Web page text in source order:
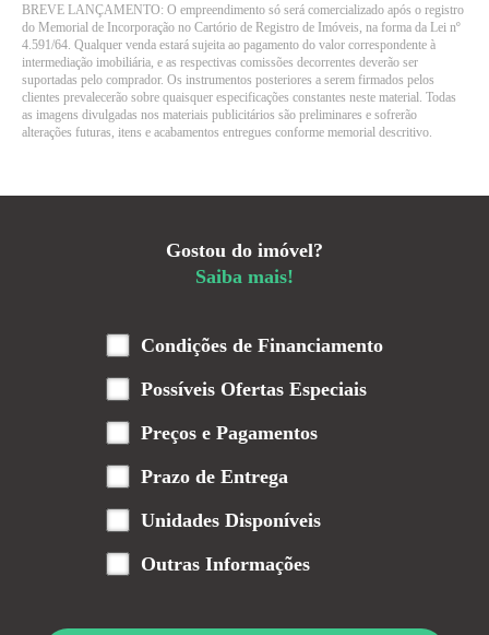
BREVE LANÇAMENTO: O empreendimento só será comercializado após o registro
do Memorial de Incorporação no Cartório de Registro de Imóveis, na forma da Lei nº
4.591/64. Qualquer venda estará sujeita ao pagamento do valor correspondente à
intermediação imobiliária, e as respectivas comissões decorrentes deverão ser
suportadas pelo comprador. Os instrumentos posteriores a serem firmados pelos
clientes prevalecerão sobre quaisquer especificações constantes neste material. Todas
as imagens divulgadas nos materiais publicitários são preliminares e sofrerão
alterações futuras, itens e acabamentos entregues conforme memorial descritivo.
Gostou do imóvel?
Saiba mais!
Condições de Financiamento
Possíveis Ofertas Especiais
Preços e Pagamentos
Prazo de Entrega
Unidades Disponíveis
Outras Informações